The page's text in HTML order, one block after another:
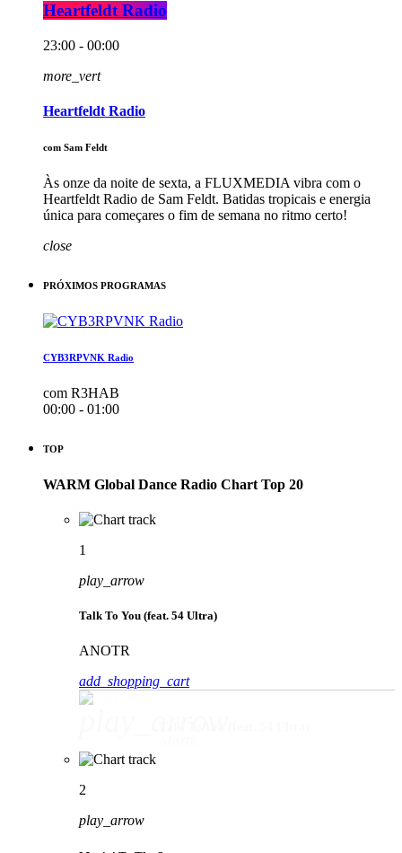
Heartfeldt Radio
23:00 - 00:00
more_vert
Heartfeldt Radio
com Sam Feldt
Às onze da noite de sexta, a FLUXMEDIA vibra com o
Heartfeldt Radio de Sam Feldt. Batidas tropicais e energia
única para começares o fim de semana no ritmo certo!
close
PRÓXIMOS PROGRAMAS
CYB3RPVNK Radio
com R3HAB
00:00 - 01:00
TOP
WARM Global Dance Radio Chart Top 20
1
play_arrow
Talk To You (feat. 54 Ultra)
ANOTR
add_shopping_cart
2
play_arrow